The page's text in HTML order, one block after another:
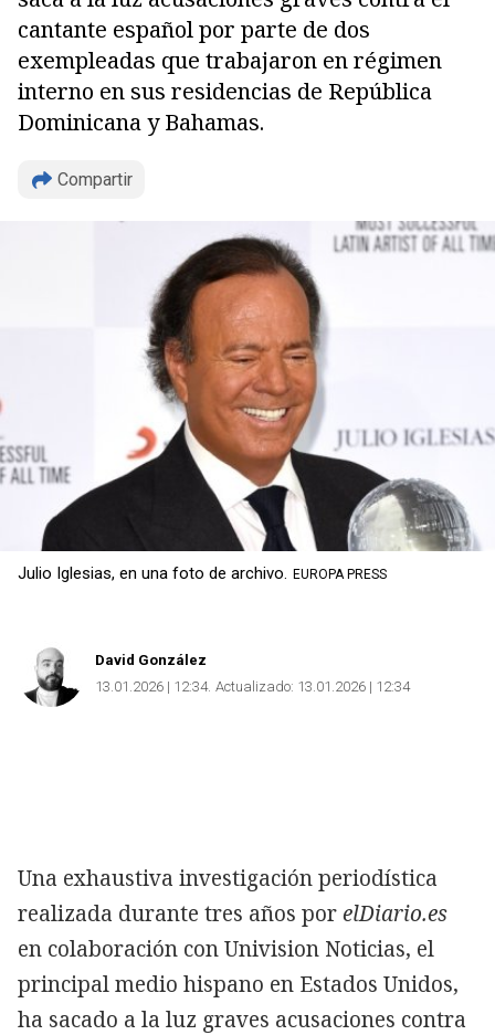
cantante español por parte de dos
exempleadas que trabajaron en régimen
interno en sus residencias de República
Dominicana y Bahamas.
Compartir
Julio Iglesias, en una foto de archivo. EUROPA PRESS
David González
13.01.2026 | 12:34 Actualizado: 13.01.2026 | 12:34
Una exhaustiva investigación periodística
realizada durante tres años porelDiario.es
en colaboración con Univision Noticias, el
principal medio hispano en Estados Unidos,
ha sacado a la luz graves acusaciones contra